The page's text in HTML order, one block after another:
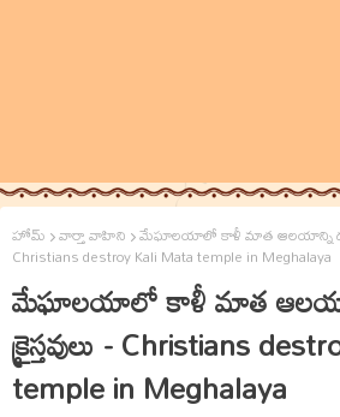
హోమ్ వార్తా వాహిని మేఘాలయాలో కాళీ మాత ఆలయాన్ని
Christians destroy Kali Mata temple in Meghalaya
మేఘాలయాలో కాళీ మాత
క్రైస్తవులు - Christians
temple in Meghalaya